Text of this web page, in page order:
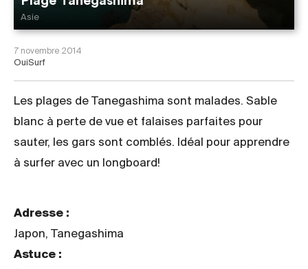
Asie
7 novembre 2014
OuiSurf
Les plages de Tanegashima sont malades. Sable
blanc à perte de vue et falaises parfaites pour
sauter, les gars sont comblés. Idéal pour apprendre
à surfer avec un longboard!
Adresse :
Japon, Tanegashima
Astuce :